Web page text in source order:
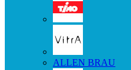
ALLEN BRAU